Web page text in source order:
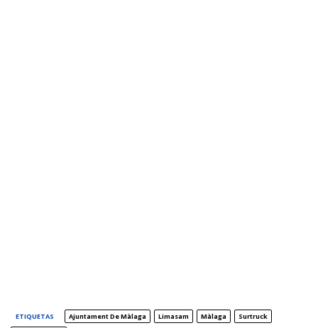
ETIQUETAS Ajuntament De Màlaga Limasam Màlaga
Surtruck